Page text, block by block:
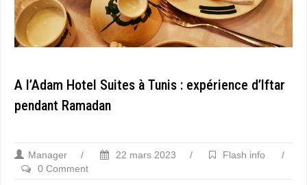
A l’Adam Hotel Suites à Tunis : expérience d’Iftar
pendant Ramadan
Manager / 22 mars 2023 / Flash info
/
0 Comment